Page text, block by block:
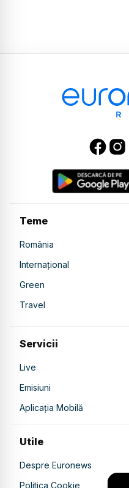
Teme
România
Internațional
Green
Travel
Servicii
Live
Emisiuni
Aplicația Mobilă
Utile
Despre Euronews
Politica Cookie